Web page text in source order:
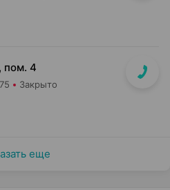
пом. 4
Закрыто
еще